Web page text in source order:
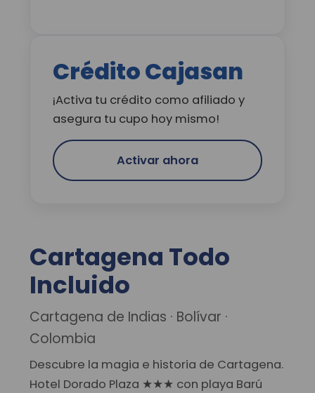
Crédito Cajasan
¡Activa tu crédito como afiliado y
asegura tu cupo hoy mismo!
Activar ahora
Cartagena Todo
Incluido
Cartagena de Indias · Bolívar ·
Colombia
Descubre la magia e historia de Cartagena.
Hotel Dorado Plaza ★★★ con playa Barú